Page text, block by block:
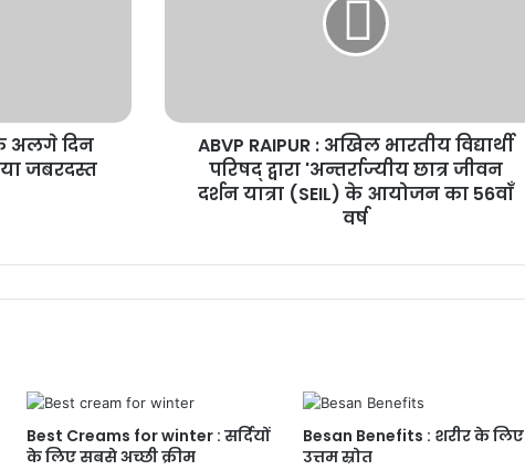
अलगे दिन
जबरदस्त
'अन्तर्राज्यीय
का
ABVP RAIPUR : अखिल भारतीय विद्यार्थी
परिषद् द्वारा 'अन्तर्राज्यीय छात्र जीवन
दर्शन यात्रा (SEIL) के आयोजन का 56वाँ
वर्ष
Best Creams for winter : सर्दियों
के लिए सबसे अच्छी क्रीम
Besan Benefits : शरीर के लिए
उत्तम स्रोत